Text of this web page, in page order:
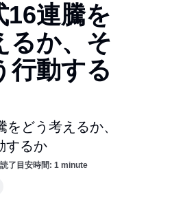
16連騰を
るか、そ
行動する
をどう考えるか、
するか
了目安時間: 1 minute